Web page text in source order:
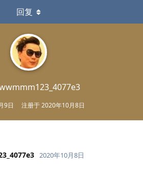
9日 注册于2020年10月8日
回复
2020年10月8日